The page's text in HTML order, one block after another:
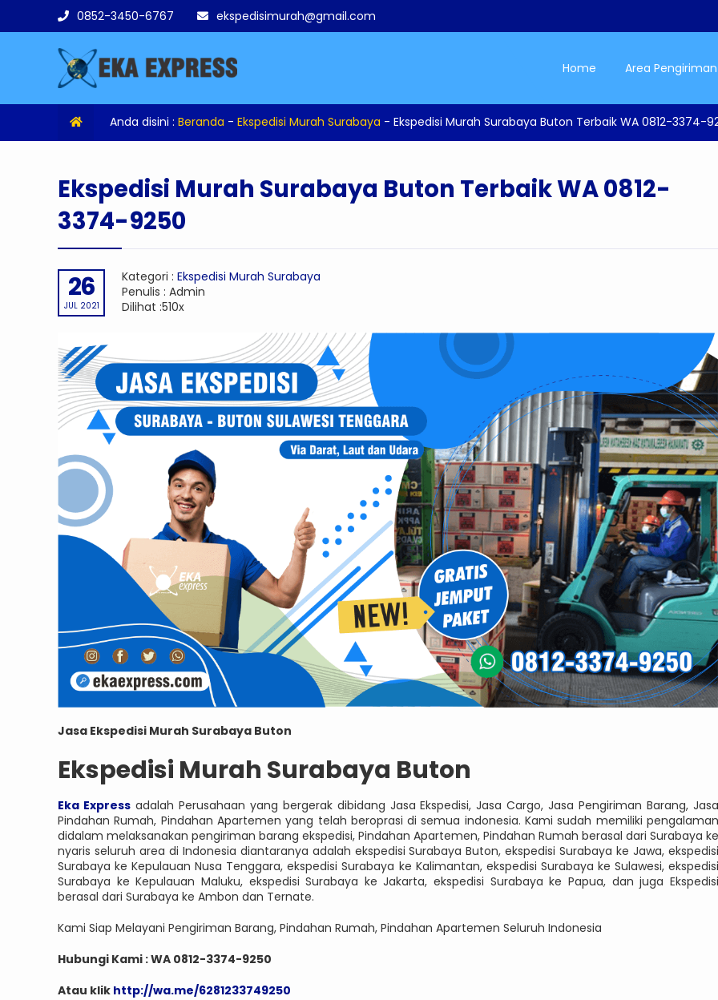
0852-3450-6767 ekspedisimurah@gmail.com
Home Area Pengiriman
Anda disini : Beranda - Ekspedisi Murah Surabaya - Ekspedisi Murah Surabaya Buton Terbaik WA 0812-3374-
Ekspedisi Murah Surabaya Buton Terbaik WA 0812-
3374-9250
26
JUL 2021
Kategori : Ekspedisi Murah Surabaya
Penulis : Admin
Dilihat :510x
Jasa Ekspedisi Murah Surabaya Buton
Ekspedisi Murah Surabaya Buton
Eka Expressadalah Perusahaan yang bergerak dibidang Jasa Ekspedisi, Jasa Cargo, Jasa Pengiriman Barang, Jasa
Pindahan Rumah, Pindahan Apartemen yang telah beroprasi di semua indonesia. Kami sudah memiliki pengalaman
didalam melaksanakan pengiriman barang ekspedisi, Pindahan Apartemen, Pindahan Rumah berasal dari Surabaya ke
nyaris seluruh area di Indonesia diantaranya adalah ekspedisi Surabaya Buton, ekspedisi Surabaya ke Jawa, ekspedisi
Surabaya ke Kepulauan Nusa Tenggara, ekspedisi Surabaya ke Kalimantan, ekspedisi Surabaya ke Sulawesi, ekspedisi
Surabaya ke Kepulauan Maluku, ekspedisi Surabaya ke Jakarta, ekspedisi Surabaya ke Papua, dan juga Ekspedisi
berasal dari Surabaya ke Ambon dan Ternate.
Kami Siap Melayani Pengiriman Barang, Pindahan Rumah, Pindahan Apartemen Seluruh Indonesia
Hubungi Kami : WA 0812-3374-9250
Atau klik http://wa.me/6281233749250